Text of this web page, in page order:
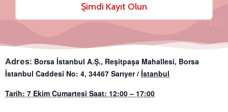
Şimdi Kayıt Olun
Adres: Borsa İstanbul A.Ş., Reşitpaşa Mahallesi, Borsa
İstanbul Caddesi No: 4, 34467 Sarıyer / İstanbul
Tarih: 7 Ekim Cumartesi Saat: 12:00 – 17:00